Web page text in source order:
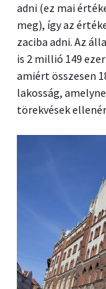
adni (ez mai
meg), így az
zaciba adni. Az
is 2 millió 149
amiért összesen
lakosság,
törekvések